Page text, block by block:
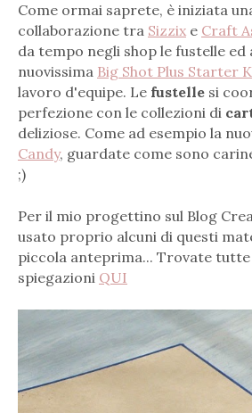
Come ormai saprete, è iniziata
collaborazione tra Sizzix e Craft
da tempo negli shop le fustelle ed
nuovissima Big Shot Plus Starter
lavoro d'equipe. Le fustelle si
perfezione con le collezioni di
deliziose. Come ad esempio la
Candy, guardate come sono
;)
Per il mio progettino sul Blog
usato proprio alcuni di questi
piccola anteprima... Trovate
spiegazioni QUI